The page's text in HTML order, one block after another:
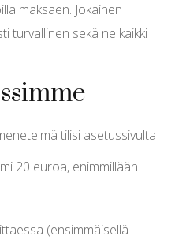
maksaen. Jokainen
turvallinen sekä ne kaikki
tilisi asetussivulta
20 euroa, enimmillään
(ensimmäisellä